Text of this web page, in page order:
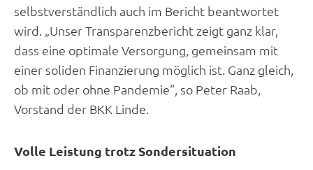
selbstverständlich auch im Bericht beantwortet
wird. „Unser Transparenzbericht zeigt ganz klar,
dass eine optimale Versorgung, gemeinsam mit
einer soliden Finanzierung möglich ist. Ganz gleich,
ob mit oder ohne Pandemie“, so Peter Raab,
Vorstand der BKK Linde.
Volle Leistung trotz Sondersituation